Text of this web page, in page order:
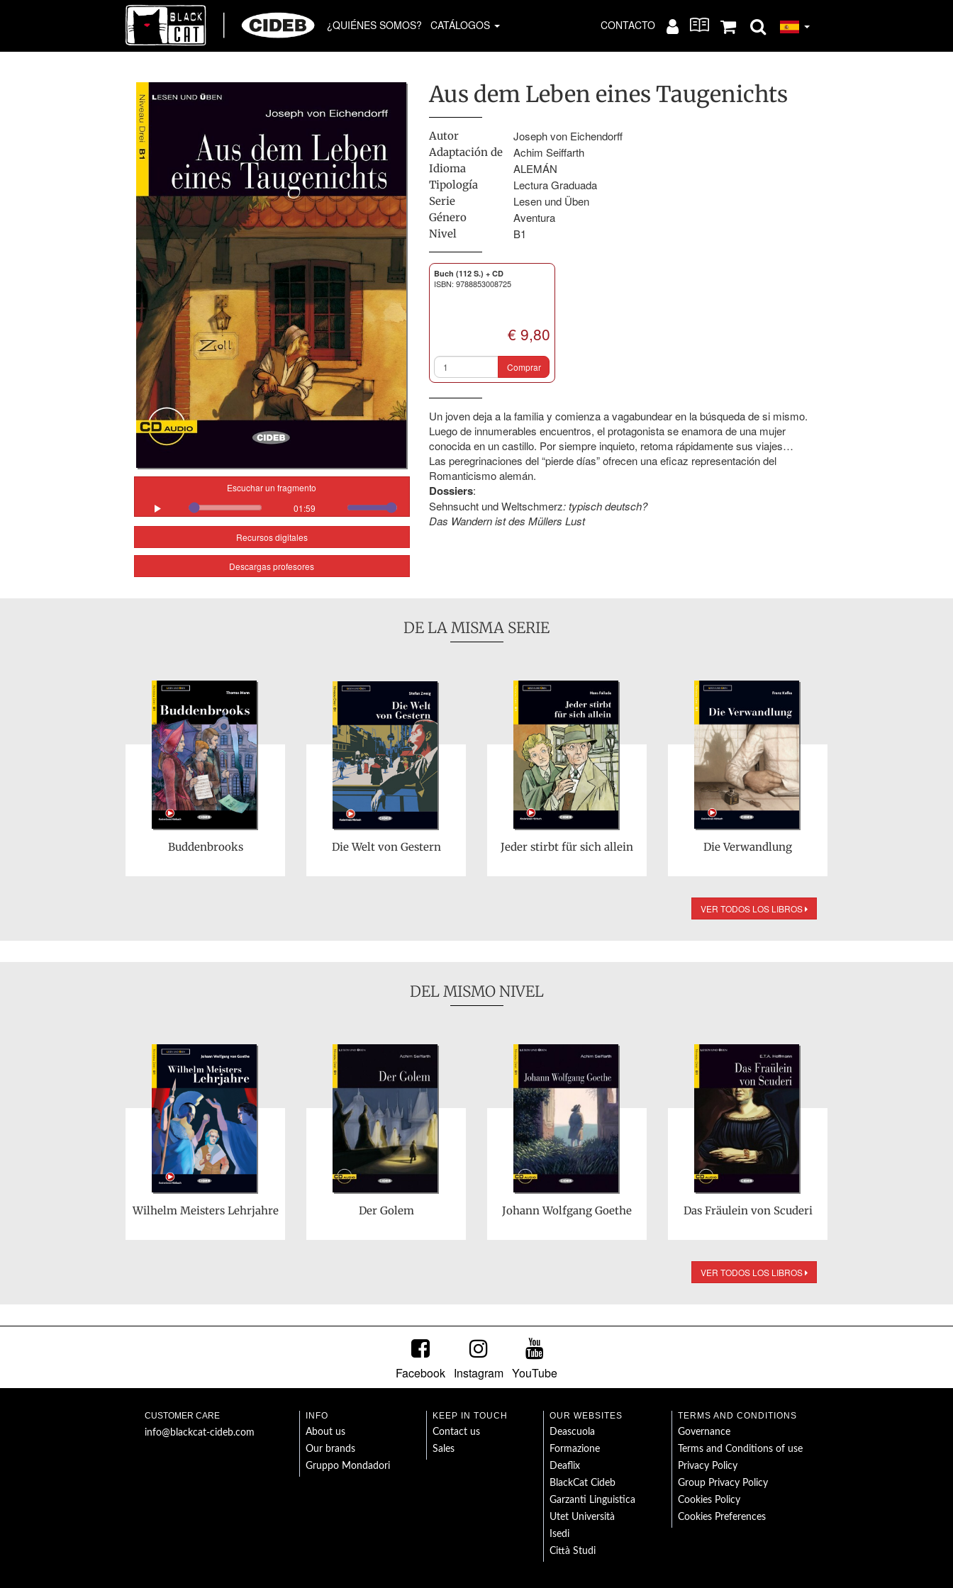
¿QUIÉNES SOMOS? CATÁLOGOS CONTACTO
Escuchar un fragmento
01:59
Recursos digitales
Descargas profesores
Aus dem Leben eines Taugenichts
Autor Joseph von Eichendorff
Adaptación de Achim Seiffarth
Idioma ALEMÁN
Tipología Lectura Graduada
Serie Lesen und Üben
Género Aventura
Nivel B1
Buch (112 S.) + CD
ISBN: 9788853008725
€ 9,80
Comprar
Un joven deja a la familia y comienza a vagabundear en la búsqueda de si mismo.
Luego de innumerables encuentros, el protagonista se enamora de una mujer
conocida en un castillo. Por siempre inquieto, retoma rápidamente sus viajes…
Las peregrinaciones del “pierde días” ofrecen una eficaz representación del
Romanticismo alemán.
Dossiers:
Sehnsucht und Weltschmerz: typisch deutsch?
Das Wandern ist des Müllers Lust
DE LA MISMA SERIE
Buddenbrooks Die Welt von Gestern Jeder stirbt für sich allein Die Verwandlung
VER TODOS LOS LIBROS
DEL MISMO NIVEL
Wilhelm Meisters Lehrjahre Der Golem Johann Wolfgang Goethe Das Fräulein von Scuderi
VER TODOS LOS LIBROS
Facebook Instagram YouTube